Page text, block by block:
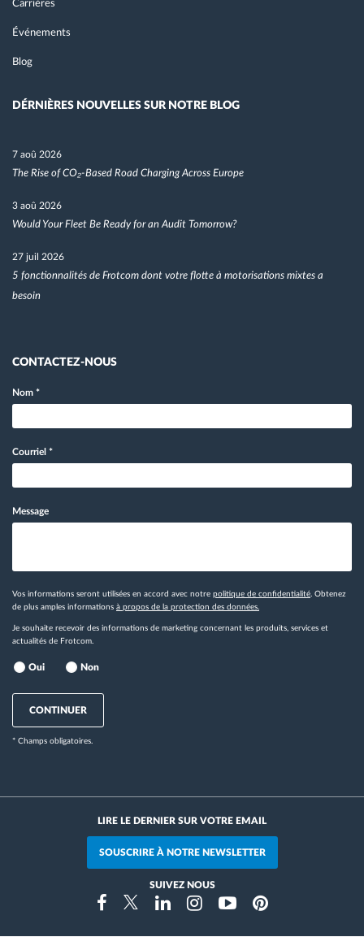
Carrières
Événements
Blog
DÉRNIÈRES NOUVELLES SUR NOTRE BLOG
7 aoû 2026
The Rise of CO₂-Based Road Charging Across Europe
3 aoû 2026
Would Your Fleet Be Ready for an Audit Tomorrow?
27 juil 2026
5 fonctionnalités de Frotcom dont votre flotte à motorisations mixtes a
besoin
CONTACTEZ-NOUS
Nom *
Courriel *
Message
Vos informations seront utilisées en accord avec notre politique de confidentialité . Obtenez
de plus amples informations à propos de la protection des données.
Je souhaite recevoir des informations de marketing concernant les produits, services et
actualités de Frotcom.
Oui Non
CONTINUER
* Champs obligatoires.
LIRE LE DERNIER SUR VOTRE EMAIL
SOUSCRIRE À NOTRE NEWSLETTER
SUIVEZ NOUS
FacebookTwitterLinkedinInstragramYoutubePinterest